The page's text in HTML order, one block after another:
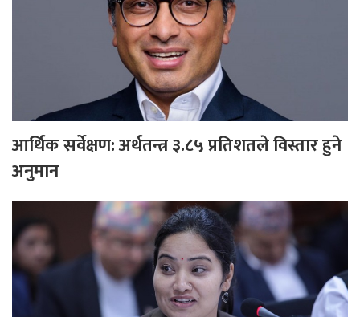
आर्थिक सर्वेक्षण: अर्थतन्त्र ३.८५ प्रतिशतले विस्तार हुने
अनुमान